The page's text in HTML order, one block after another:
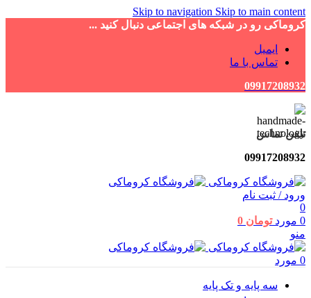
Skip to navigation Skip to main content
کروماکی رو در شبکه های اجتماعی دنبال کنید ...
ایمیل
تماس با ما
09917208932
تلفن تماس
09917208932
ورود / ثبت نام
0
0 مورد تومان
منو
0 مورد
سه پایه و تک پایه